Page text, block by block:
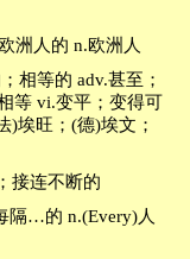
洲人的 n.欧洲人
相等的 adv.甚至；
等 vi.变平；变得可
)埃旺；(德)埃文；
接连不断的
隔…的 n.(Every)人